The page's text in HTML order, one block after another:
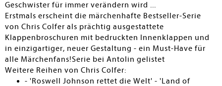
Geschwister für immer verändern wird ...
Erstmals erscheint die märchenhafte Bestseller-Serie
von Chris Colfer als prächtig ausgestattete
Klappenbroschuren mit bedruckten Innenklappen und
in einzigartiger, neuer Gestaltung - ein Must-Have für
alle Märchenfans!Serie bei Antolin gelistet
Weitere Reihen von Chris Colfer:
- 'Roswell Johnson rettet die Welt' - 'Land of